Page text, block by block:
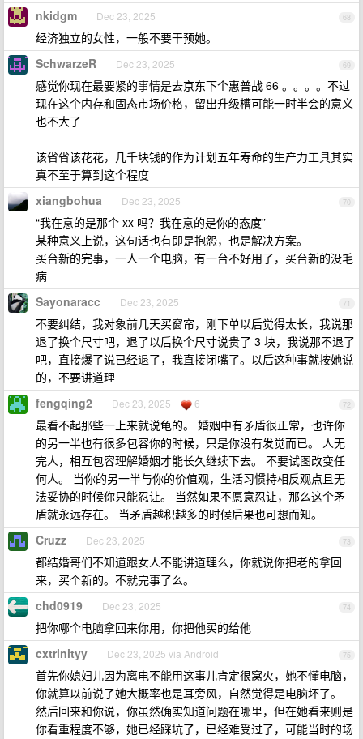
68
nkidgm Dec 23, 2025
经济独立的女性，一般不要干预她。
69
SchwarzeR Dec 23, 2025
感觉你现在最要紧的事情是去京东下个惠普战 66 。。。。不过
现在这个内存和固态市场价格，留出升级槽可能一时半会的意义
也不大了
该省省该花花，几千块钱的作为计划五年寿命的生产力工具其实
真不至于算到这个程度
70
xiangbohua Dec 23, 2025
“我在意的是那个 xx 吗？我在意的是你的态度”
某种意义上说，这句话也有即是抱怨，也是解决方案。
买台新的完事，一人一个电脑，有一台不好用了，买台新的没毛
病
71
Sayonaracc Dec 23, 2025
不要纠结，我对象前几天买窗帘，刚下单以后觉得太长，我说那
退了换个尺寸吧，退了以后换个尺寸说贵了 3 块，我说那不退了
吧，直接爆了说已经退了，我直接闭嘴了。以后这种事就按她说
的，不要讲道理
72
fengqing2 Dec 23, 2025 6
最看不起那些一上来就说龟的。 婚姻中有矛盾很正常，也许你
的另一半也有很多包容你的时候，只是你没有发觉而已。 人无
完人，相互包容理解婚姻才能长久继续下去。 不要试图改变任
何人。 当你的另一半与你的价值观，生活习惯持相反观点且无
法妥协的时候你只能忍让。 当然如果不愿意忍让，那么这个矛
盾就永远存在。 当矛盾越积越多的时候后果也可想而知。
73
Cruzz Dec 23, 2025
都结婚哥们不知道跟女人不能讲道理么，你就说你把老的拿回
来，买个新的。不就完事了么。
74
chd0919 Dec 23, 2025
把你哪个电脑拿回来你用，你把他买的给他
75
cxtrinityy Dec 23, 2025 via Android
首先你媳妇儿因为离电不能用这事儿肯定很窝火，她不懂电脑，
你就算以前说了她大概率也是耳旁风，自然觉得是电脑坏了。
然后回来和你说，你虽然确实知道问题在哪里，但在她看来则是
你看重程度不够，她已经踩坑了，已经难受过了，可能当时的场